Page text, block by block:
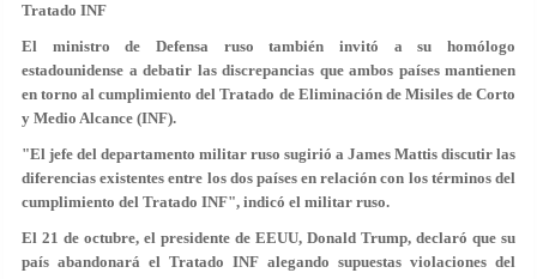
Tratado INF
El ministro de Defensa ruso también invitó a su homólogo
estadounidense a debatir las discrepancias que ambos países mantienen
en torno al cumplimiento del Tratado de Eliminación de Misiles de Corto
y Medio Alcance (INF).
"El jefe del departamento militar ruso sugirió a James Mattis discutir las
diferencias existentes entre los dos países en relación con los términos del
cumplimiento del Tratado INF", indicó el militar ruso.
El 21 de octubre, el presidente de EEUU, Donald Trump, declaró que su
país abandonará el Tratado INF alegando supuestas violaciones del